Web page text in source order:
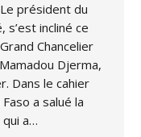
président du
s’est incliné ce
Chancelier
Djerma,
Dans le cahier
a salué la
qui a…